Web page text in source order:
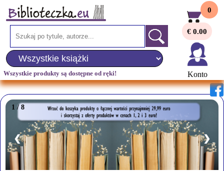
Wszystkie produkty są dostępne od ręki!
0
€ 0.00
Konto
1 / 8
❮ ❯